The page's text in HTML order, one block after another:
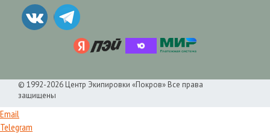
© 1992-2026 Центр Экипировки «Покров» Все права
защищены
Email
Telegram